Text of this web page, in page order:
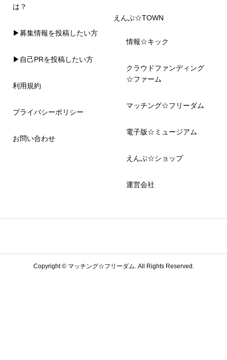
は？
▶募集情報を投稿したい方
▶自己PRを投稿したい方
利用規約
プライバシーポリシー
お問い合わせ
えんぶ☆TOWN
情報☆キック
クラウドファンディング
☆ファーム
マッチング☆フリーダム
電子版☆ミュージアム
えんぶ☆ショップ
運営会社
Copyright ©マッチング☆フリーダム. All Rights Reserved.